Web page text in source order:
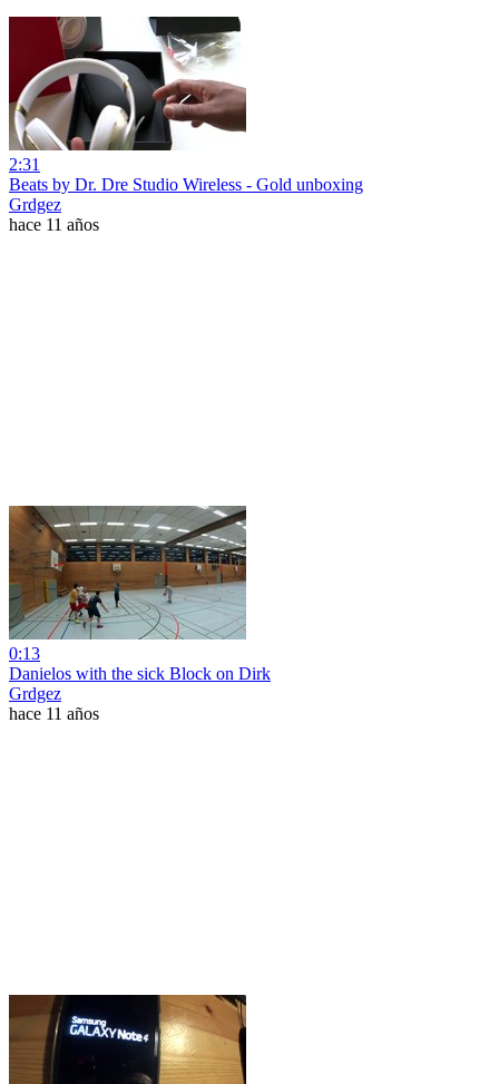
2:31
Beats by Dr. Dre Studio Wireless - Gold unboxing
Grdgez
hace 11 años
0:13
Danielos with the sick Block on Dirk
Grdgez
hace 11 años